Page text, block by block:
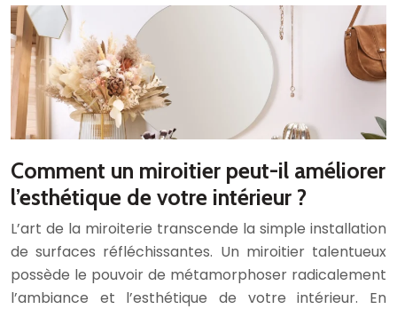
Comment un miroitier peut-il améliorer
l’esthétique de votre intérieur ?
L’art de la miroiterie transcende la simple installation
de surfaces réfléchissantes. Un miroitier talentueux
possède le pouvoir de métamorphoser radicalement
l’ambiance et l’esthétique de votre intérieur. En